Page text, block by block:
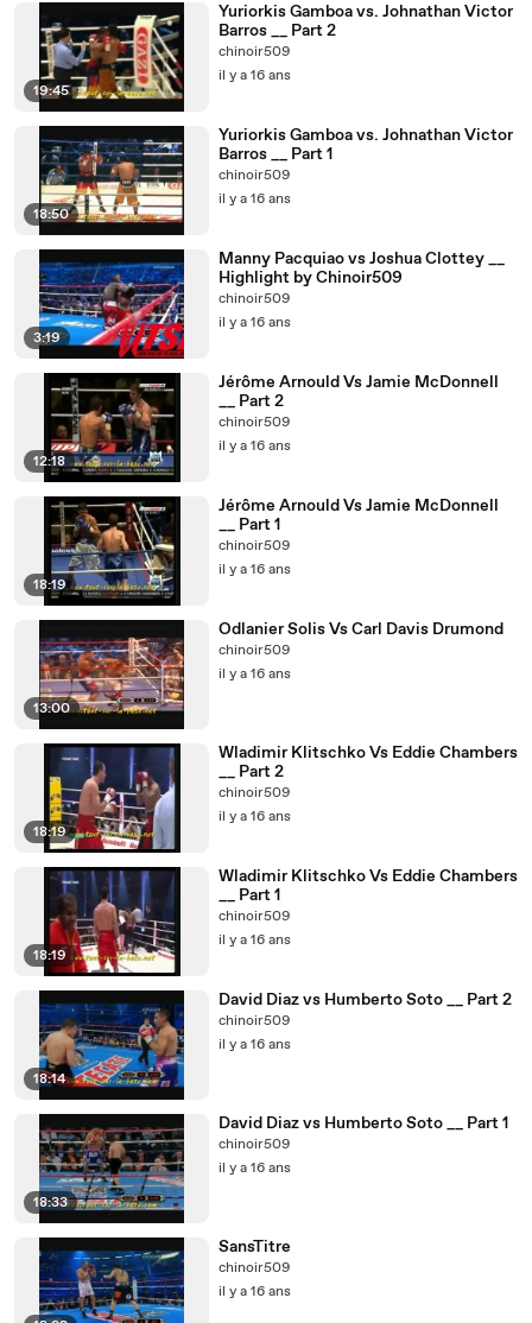
19:45
Yuriorkis Gamboa vs. Johnathan Victor
Barros __ Part 2
chinoir509
il y a 16 ans
18:50
Yuriorkis Gamboa vs. Johnathan Victor
Barros __ Part 1
chinoir509
il y a 16 ans
3:19
Manny Pacquiao vs Joshua Clottey __
Highlight by Chinoir509
chinoir509
il y a 16 ans
12:18
Jérôme Arnould Vs Jamie McDonnell
__ Part 2
chinoir509
il y a 16 ans
18:19
Jérôme Arnould Vs Jamie McDonnell
__ Part 1
chinoir509
il y a 16 ans
13:00
Odlanier Solis Vs Carl Davis Drumond
chinoir509
il y a 16 ans
18:19
Wladimir Klitschko Vs Eddie Chambers
__ Part 2
chinoir509
il y a 16 ans
18:19
Wladimir Klitschko Vs Eddie Chambers
__ Part 1
chinoir509
il y a 16 ans
18:14
David Diaz vs Humberto Soto __ Part 2
chinoir509
il y a 16 ans
18:33
David Diaz vs Humberto Soto __ Part 1
chinoir509
il y a 16 ans
SansTitre
chinoir509
il y a 16 ans